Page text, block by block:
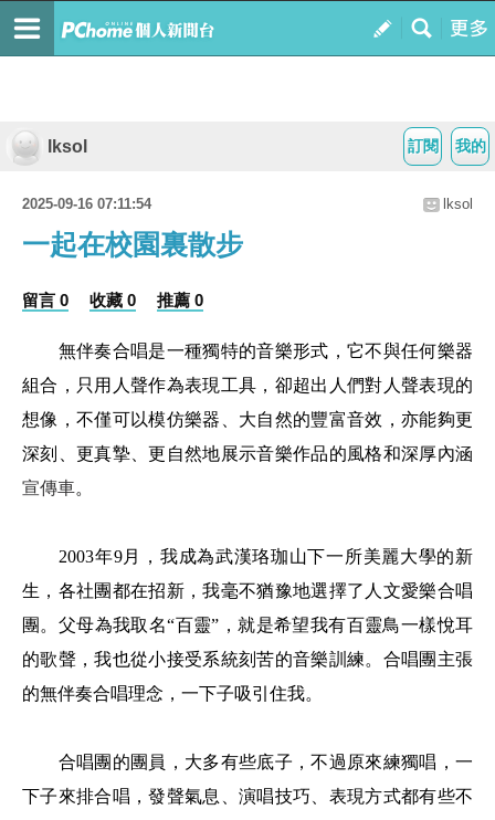
我的
訂閱
lksol
2025-09-16 07:11:54 lksol
一起在校園裏散步
留言 0 收藏 0 推薦 0
無伴奏合唱是一種獨特的音樂形式，它不與任何樂器
組合，只用人聲作為表現工具，卻超出人們對人聲表現的
想像，不僅可以模仿樂器、大自然的豐富音效，亦能夠更
深刻、更真摯、更自然地展示音樂作品的風格和深厚內涵
宣傳車。
2003年9月，我成為武漢珞珈山下一所美麗大學的新
生，各社團都在招新，我毫不猶豫地選擇了人文愛樂合唱
團。父母為我取名“百靈”，就是希望我有百靈鳥一樣悅耳
的歌聲，我也從小接受系統刻苦的音樂訓練。合唱團主張
的無伴奏合唱理念，一下子吸引住我。
合唱團的團員，大多有些底子，不過原來練獨唱，一
下子來排合唱，發聲氣息、演唱技巧、表現方式都有些不